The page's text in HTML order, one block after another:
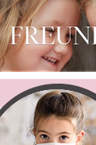
AKTUELLES
- Infos zur Website